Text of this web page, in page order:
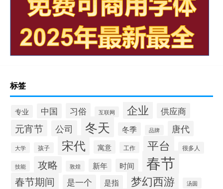
标签
专业 中国 习俗 互联网 企业 供应商
元宵节 公司 冬天 冬季 品牌 唐代
大学 孩子 宋代 寓意 工作 平台 很多人
技能 攻略 敦煌 新年 时间 春节
春节期间 是一个 是指 梦幻西游 汤圆